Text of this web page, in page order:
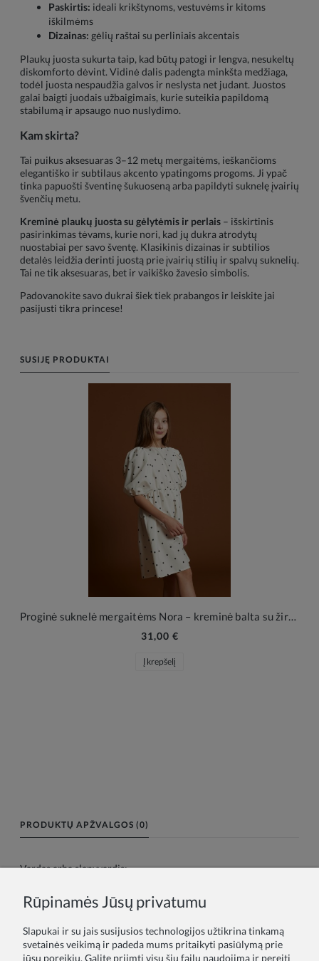
Paskirtis: ideali krikštynoms, vestuvėms ir kitoms
iškilmėms
Dizainas: gėlių raštai su perliniais akcentais
Plaukų juosta sukurta taip, kad būtų patogi ir lengva, nesukeltų
diskomforto dėvint. Vidinė dalis padengta minkšta medžiaga,
todėl juosta nespaudžia galvos ir neslysta net judant. Juostos
galai baigti juodais užbaigimais, kurie suteikia papildomą
stabilumą ir apsaugo nuo nuslydimo.
Kam skirta?
Tai puikus aksesuaras 3–12 metų mergaitėms, ieškančioms
elegantiško ir subtilaus akcento ypatingoms progoms. Ji ypač
tinka papuošti šventinę šukuoseną arba papildyti suknelę įvairių
švenčių metu.
Kreminė plaukų juosta su gėlytėmis ir perlais – išskirtinis
pasirinkimas tėvams, kurie nori, kad jų dukra atrodytų
nuostabiai per savo šventę. Klasikinis dizainas ir subtilios
detalės leidžia derinti juostą prie įvairių stilių ir spalvų suknelių.
Tai ne tik aksesuaras, bet ir vaikiško žavesio simbolis.
Padovanokite savo dukrai šiek tiek prabangos ir leiskite jai
pasijusti tikra princese!
SUSIJĘ PRODUKTAI
Proginė suknelė mergaitėms Nora – kreminė balta su žirneliais
31,00 €
Į krepšelį
PRODUKTŲ APŽVALGOS (0)
Vardas arba slapyvardis:
Rūpinamės Jūsų privatumu
Slapukai ir su jais susijusios technologijos užtikrina tinkamą
svetainės veikimą ir padeda mums pritaikyti pasiūlymą prie
jūsų poreikių. Galite priimti visų šių failų naudojimą ir pereiti